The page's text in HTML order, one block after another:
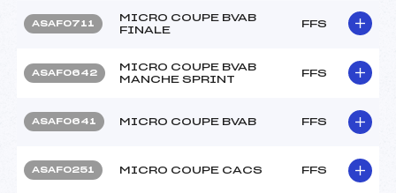
ASAF0711
MICRO COUPE BVAB
FINALE
FFS
ASAF0642
MICRO COUPE BVAB
MANCHE SPRINT
FFS
ASAF0641 MICRO COUPE BVAB FFS
ASAF0251 MICRO COUPE CACS FFS